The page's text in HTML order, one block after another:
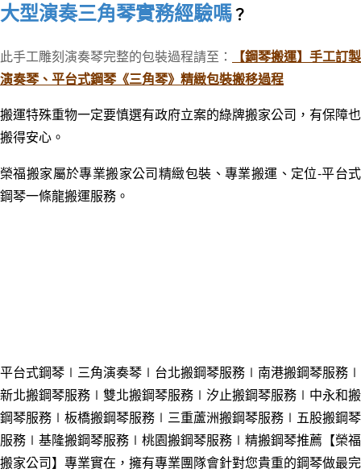
大型演奏三角琴實務經驗嗎？
此手工雕刻演奏琴完整的包裝過程請至：
【鋼琴搬運】手工訂製
演奏琴、平台式鋼琴《三角琴》精緻包裝搬移過程
搬運特殊重物一定要慎選有政府立案的綠牌搬家公司，有保障也
搬得安心。
榮福搬家屬於專業搬家公司精緻包裝、專業搬運、定位-平台式
鋼琴一條龍搬運服務。
平台式鋼琴∣三角演奏琴∣台北搬鋼琴服務 ∣南港搬鋼琴服務 ∣
新北搬鋼琴服務 ∣雙北搬鋼琴服務 ∣汐止搬鋼琴服務 ∣中永和搬
鋼琴服務 ∣板橋搬鋼琴服務 ∣三重蘆洲搬鋼琴服務 ∣五股搬鋼琴
服務 ∣基隆搬鋼琴服務 ∣桃園搬鋼琴服務 ∣ 精搬鋼琴推薦 【榮福
搬家公司】專業實在，擁有專業團隊會針對您貴重的鋼琴做最完